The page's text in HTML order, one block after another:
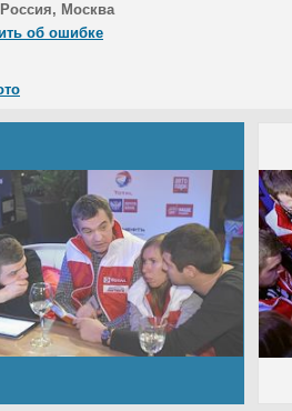
Россия, Москва
об ошибке